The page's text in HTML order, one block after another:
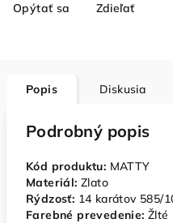
Opýtať sa Zdieľať
Popis Diskusia
Podrobný popis
Kód produktu: MATTY
Materiál: Zlato
Rýdzosť: 14 karátov 585/
Farebné prevedenie: Žlté